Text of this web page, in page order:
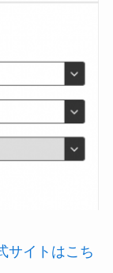
サイトはこち